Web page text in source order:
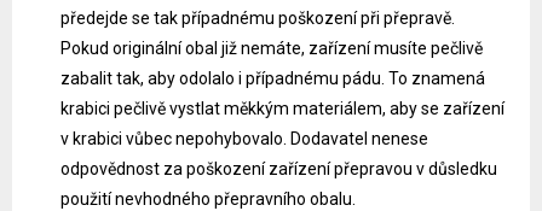
předejde se tak případnému poškození při přepravě.
Pokud originální obal již nemáte, zařízení musíte pečlivě
zabalit tak, aby odolalo i případnému pádu. To znamená
krabici pečlivě vystlat měkkým materiálem, aby se zařízení
v krabici vůbec nepohybovalo. Dodavatel nenese
odpovědnost za poškození zařízení přepravou v důsledku
použití nevhodného přepravního obalu.